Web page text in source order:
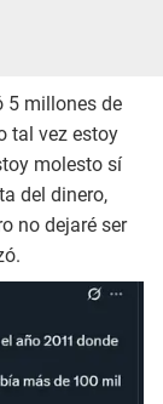
5 millones de
tal vez estoy
molesto sí
del dinero,
no dejaré ser